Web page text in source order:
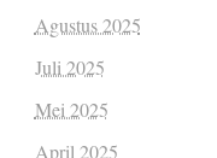
Agustus 2025
Juli 2025
Mei 2025
April 2025